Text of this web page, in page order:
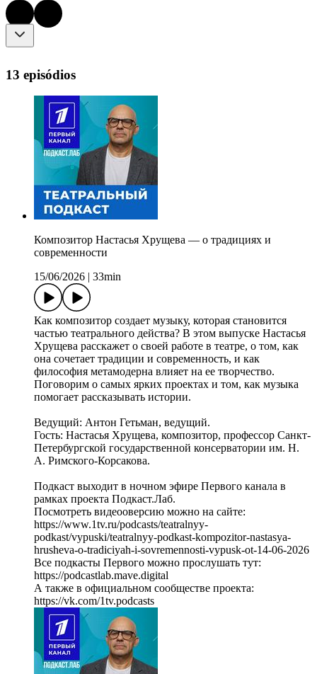
13 episódios
Композитор Настасья Хрущева — о традициях и
современности
15/06/2026
33min
Как композитор создает музыку, которая становится
частью театрального действа? В этом выпуске Настасья
Хрущева расскажет о своей работе в театре, о том, как
она сочетает традиции и современность, и как
философия метамодерна влияет на ее творчество.
Поговорим о самых ярких проектах и том, как музыка
помогает рассказывать истории.
Ведущий: Антон Гетьман, ведущий.
Гость: Настасья Хрущева, композитор, профессор Санкт-
Петербургской государственной консерватории им. Н.
А. Римского-Корсакова.
Подкаст выходит в ночном эфире Первого канала в
рамках проекта Подкаст.Лаб.
Посмотреть видеооверсию можно на сайте:
https://www.1tv.ru/podcasts/teatralnyy-
podkast/vypuski/teatralnyy-podkast-kompozitor-nastasya-
hrusheva-o-tradiciyah-i-sovremennosti-vypusk-ot-14-06-2026
Все подкасты Первого можно прослушать тут:
https://podcastlab.mave.digital
А также в официальном сообществе проекта:
https://vk.com/1tv.podcasts